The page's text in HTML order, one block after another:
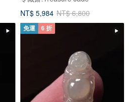
NT$ 5,984 NT$ 6,800
免運 6 折